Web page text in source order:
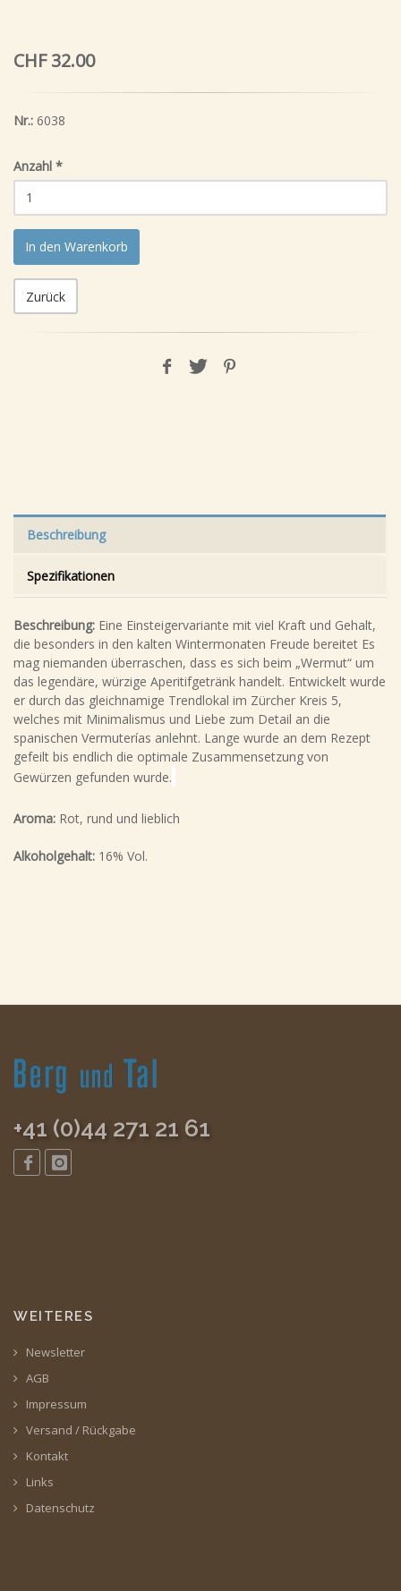
CHF 32.00
Nr.: 6038
Anzahl *
In den Warenkorb
Zurück
Beschreibung
Spezifikationen
Beschreibung: Eine Einsteigervariante mit viel Kraft und Gehalt,
die besonders in den kalten Wintermonaten Freude bereitet Es
mag niemanden überraschen, dass es sich beim „Wermut“ um
das legendäre, würzige Aperitifgetränk handelt. Entwickelt wurde
er durch das gleichnamige Trendlokal im Zürcher Kreis 5,
welches mit Minimalismus und Liebe zum Detail an die
spanischen Vermuterías anlehnt. Lange wurde an dem Rezept
gefeilt bis endlich die optimale Zusammensetzung von
Gewürzen gefunden wurde.
Aroma: Rot, rund und lieblich
Alkoholgehalt: 16% Vol.
+41 (0)44 271 21 61
WEITERES
Newsletter
AGB
Impressum
Versand / Rückgabe
Kontakt
Links
Datenschutz